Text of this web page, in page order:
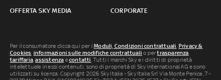
OFFERTA SKY MEDIA CORPORATE
Per il consumatore clicca qui per iModuli, Condizioni contrattuali Privacy &
Cookies informazioni sulle modifiche contrattuali o pertrasparenza
tariffaria ,assistenza econtatti . Tutti i marchi Sky e i diritti di proprietà
intellettuale in essi contenuti, sono di proprietà di Sky international AG e sono
utilizzati su licenza. Copyright 2026 Sky Italia - Sky Italia Srl Via Monte Penice, 7 -